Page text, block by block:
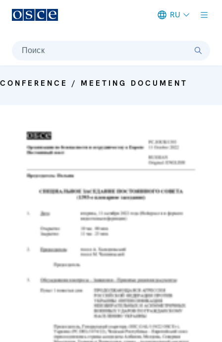
RU
Поиск
CONFERENCE / MEETING DOCUMENT